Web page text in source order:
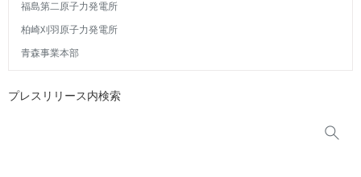
福島第二原子力発電所
柏崎刈羽原子力発電所
青森事業本部
プレスリリース内検索